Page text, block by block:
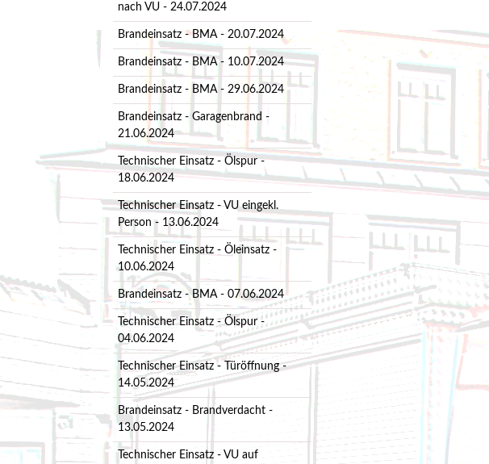
nach VU - 24.07.2024
Brandeinsatz - BMA - 20.07.2024
Brandeinsatz - BMA - 10.07.2024
Brandeinsatz - BMA - 29.06.2024
Brandeinsatz - Garagenbrand -
21.06.2024
Technischer Einsatz - Ölspur -
18.06.2024
Technischer Einsatz - VU eingekl.
Person - 13.06.2024
Technischer Einsatz - Öleinsatz -
10.06.2024
Brandeinsatz - BMA - 07.06.2024
Technischer Einsatz - Ölspur -
04.06.2024
Technischer Einsatz - Türöffnung -
14.05.2024
Brandeinsatz - Brandverdacht -
13.05.2024
Technischer Einsatz - VU auf